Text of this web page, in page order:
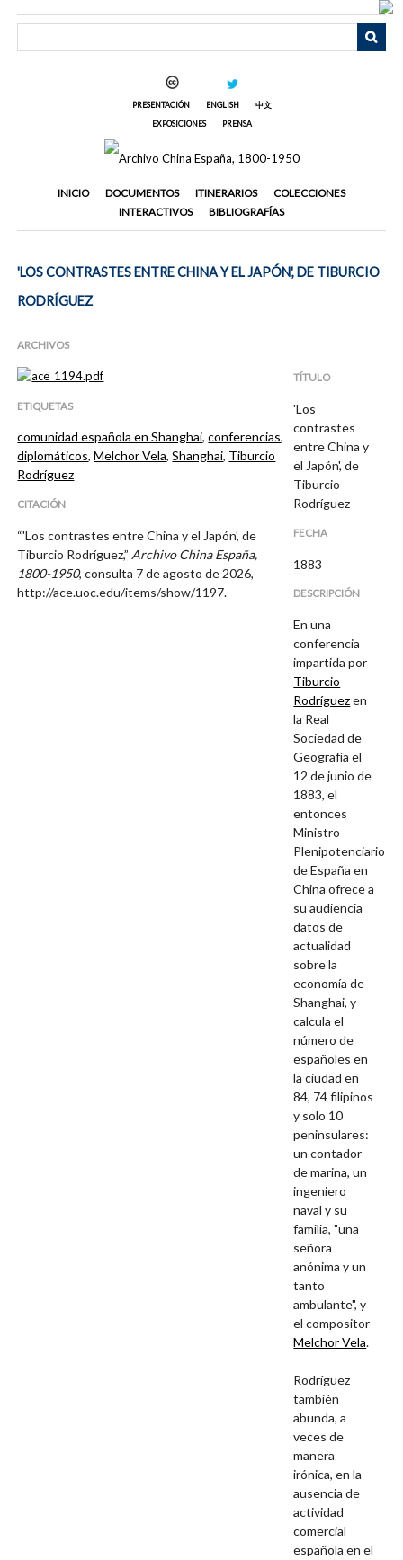
PRESENTACIÓN ENGLISH
中文
EXPOSICIONES
PRENSA
INICIO DOCUMENTOS ITINERARIOS
COLECCIONES
INTERACTIVOS
BIBLIOGRAFÍAS
'LOS CONTRASTES ENTRE CHINA Y EL JAPÓN', DE TIBURCIO
RODRÍGUEZ
ARCHIVOS
ETIQUETAS
comunidad española en Shanghai,conferencias,
diplomáticos,Melchor Vela,Shanghai, Tiburcio
Rodríguez
CITACIÓN
“'Los contrastes entre China y el Japón', de
Tiburcio Rodríguez,” Archivo China España,
1800-1950, consulta 7 de agosto de 2026,
http://ace.uoc.edu/items/show/1197.
TÍTULO
'Los
contrastes
entre China y
el Japón', de
Tiburcio
Rodríguez
FECHA
1883
DESCRIPCIÓN
En una
conferencia
impartida por
Tiburcio
Rodríguezen
la Real
Sociedad de
Geografía el
12 de junio de
1883, el
entonces
Ministro
Plenipotenciario
de España en
China ofrece a
su audiencia
datos de
actualidad
sobre la
economía de
Shanghai, y
calcula el
número de
españoles en
la ciudad en
84, 74 filipinos
y solo 10
peninsulares:
un contador
de marina, un
ingeniero
naval y su
familia, "una
señora
anónima y un
tanto
ambulante", y
el compositor
Melchor Vela.
Rodríguez
también
abunda, a
veces de
manera
irónica, en la
ausencia de
actividad
comercial
española en el